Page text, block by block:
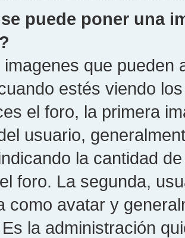
puede poner una
imagenes que pueden
estés viendo
el foro, la primera
usuario,
la cantidad
foro. La segunda,
como avatar y
la administración